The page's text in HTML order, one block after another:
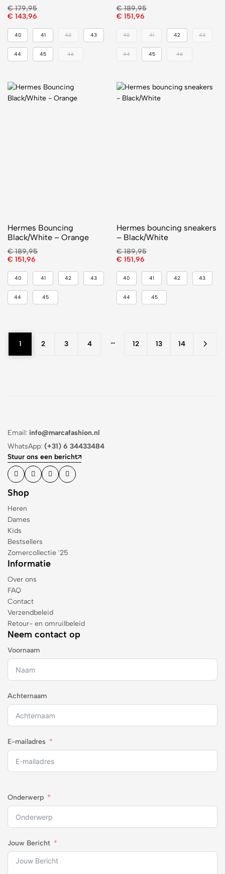
€179,95
€ 143,96
40 41 42 43
44 45 46
€189,95
€ 151,96
40 41 42 43
44 45 46
Hermes Bouncing
Black/White – Orange
€189,95
€ 151,96
40 41 42 43
44 45
Hermes bouncing sneakers
– Black/White
€189,95
€ 151,96
40 41 42 43
44 45
1 2 3 4 … 12 13 14
Email: info@marcafashion.nl
WhatsApp: (+31) 6 34433484
Stuur ons een bericht
Shop
Heren
Dames
Kids
Bestsellers
Zomercollectie '25
Informatie
Over ons
FAQ
Contact
Verzendbeleid
Retour- en omruilbeleid
Neem contact op
Voornaam
Achternaam
E-mailadres
Onderwerp
Jouw Bericht